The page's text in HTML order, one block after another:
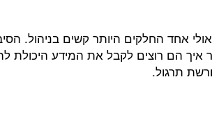
אחד החלקים היותר קשים בניהול.
איך הם רוצים לקבל את המידע היכולת
תרגול.